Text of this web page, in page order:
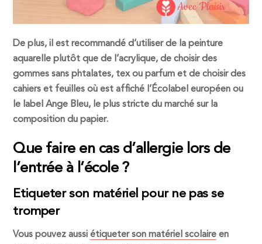
De plus, il est recommandé d’utiliser de la peinture
aquarelle plutôt que de l’acrylique, de choisir des
gommes sans phtalates, tex ou parfum et de choisir des
cahiers et feuilles où est affiché l’Écolabel européen ou
le label Ange Bleu, le plus stricte du marché sur la
composition du papier.
Que faire en cas d’allergie lors de
l’entrée à l’école ?
Etiqueter son matériel pour ne pas se
tromper
Vous pouvez aussiétiqueter son matériel scolaire en